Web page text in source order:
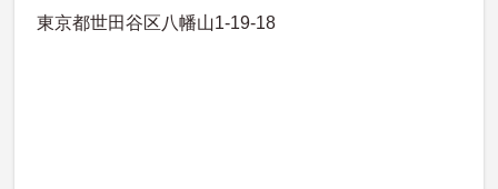
東京都世田谷区八幡山1-19-18